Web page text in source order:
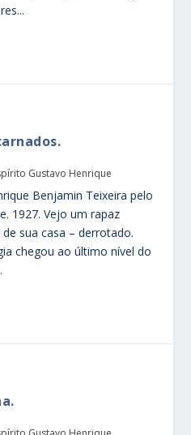
Gustavo Henrique
Benjamin Teixeira pelo
1927. Vejo um rapaz
sua casa – derrotado.
chegou ao último nível do